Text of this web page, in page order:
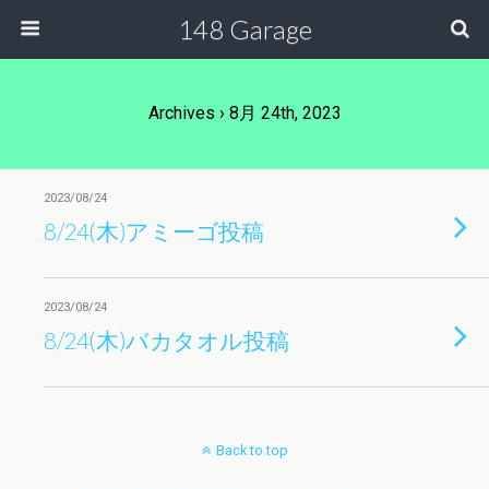
148 Garage
Archives › 8月 24th, 2023
2023/08/24
8/24(木)アミーゴ投稿
2023/08/24
8/24(木)バカタオル投稿
Back to top